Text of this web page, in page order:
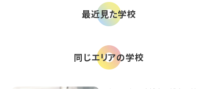
最近見た学校
同じエリアの学校